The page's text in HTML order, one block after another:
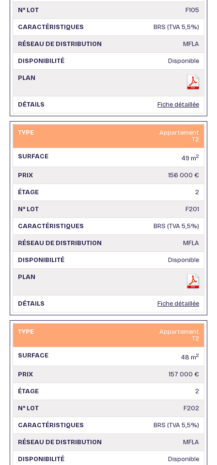
F105
BRS (TVA 5,5%)
MFLA
Disponible
Fiche détaillée
Appartement
T2
49 m2
156 000 €
2
F201
BRS (TVA 5,5%)
MFLA
Disponible
Fiche détaillée
Appartement
T2
48 m2
157 000 €
2
F202
BRS (TVA 5,5%)
MFLA
Disponible